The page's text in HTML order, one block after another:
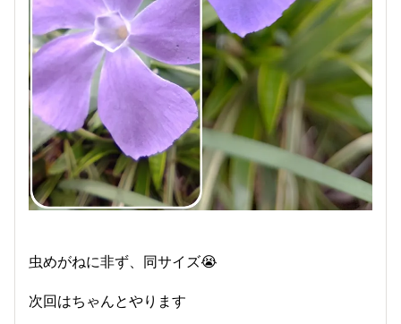
虫めがねに非ず、同サイズ😭
次回はちゃんとやります